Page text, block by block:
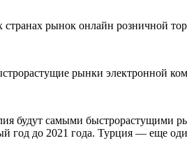
странах рынок онлайн розничной
рынки электронной
будут самыми быстрорастущими
год до 2021 года. Турция — еще